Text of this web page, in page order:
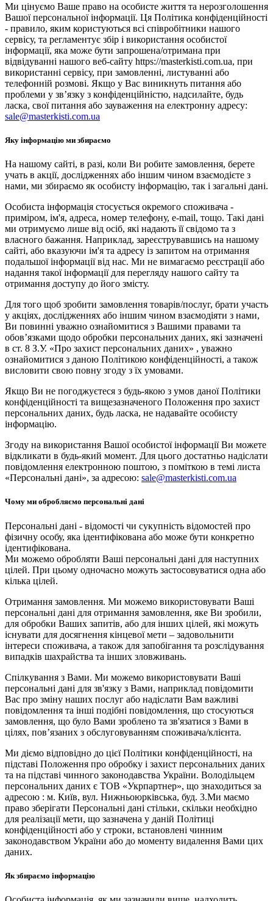
Ми цінуємо Ваше право на особисте життя та нерозголошення
Вашої персональної інформації. Ця Політика конфіденційності
- правило, яким користуються всі співробітники нашого
сервісу, та регламентує збір і використання особистої
інформації, яка може бути запрошена/отримана при
відвідуванні нашого веб-сайту https://masterkisti.com.ua, при
використанні сервісу, при замовленні, листуванні або
телефонній розмові. Якщо у Вас виникнуть питання або
проблеми у зв’язку з конфіденційністю, надсилайте, будь
ласка, свої питання або зауваження на електронну адресу:
sale@masterkisti.com.ua
Яку інформацію ми збираємо
На нашому сайті, в разі, коли Ви робите замовлення, берете
учать в акції, дослідженнях або іншим чином взаємодієте з
нами, ми збираємо як особисту інформацію, так і загальні дані.
Особиста інформація стосується окремого споживача -
приміром, ім'я, адреса, номер телефону, e-mail, тощо. Такі дані
ми отримуємо лише від осіб, які надають її свідомо та з
власного бажання. Наприклад, зареєструвавшись на нашому
сайті, або вказуючи ім'я та адресу із запитом на отримання
подальшої інформації від нас. Ми не вимагаємо реєстрації або
надання такої інформації для перегляду нашого сайту та
отримання доступу до його змісту.
Для того щоб зробити замовлення товарів/послуг, брати участь
у акціях, дослідженнях або іншим чином взаємодіяти з нами,
Ви повинні уважно ознайомитися з Вашими правами та
обов’язками щодо обробки персональних даних, які зазначені
в ст. 8 З.У. «Про захист персональних даних» , уважно
ознайомитися з даною Політикою конфіденційності, а також
висловити свою повну згоду з їх умовами.
Якщо Ви не погоджуєтеся з будь-якою з умов даної Політики
конфіденційності та вищезазначеного Положення про захист
персональних даних, будь ласка, не надавайте особисту
інформацію.
Згоду на використання Вашої особистої інформації Ви можете
відкликати в будь-який момент. Для цього достатньо надіслати
повідомлення електронною поштою, з поміткою в темі листа
«Персональні дані», за адресою: sale@masterkisti.com.ua
Чому ми обробляємо персональні дані
Персональні дані - відомості чи сукупність відомостей про
фізичну особу, яка ідентифікована або може бути конкретно
ідентифікована.
Ми можемо обробляти Ваші персональні дані для наступних
цілей. При цьому одночасно можуть застосовуватися одна або
кілька цілей.
Отримання замовлення. Ми можемо використовувати Ваші
персональні дані для отримання замовлення, яке Ви зробили,
для обробки Ваших запитів, або для інших цілей, які можуть
існувати для досягнення кінцевої мети – задовольнити
інтереси споживача, а також для запобігання та розслідування
випадків шахрайства та інших зловживань.
Спілкування з Вами. Ми можемо використовувати Ваші
персональні дані для зв'язку з Вами, наприклад повідомити
Вас про зміну наших послуг або надіслати Вам важливі
повідомлення та інші подібні повідомлення, що стосуються
замовлення, що було Вами зроблено та зв'язатися з Вами в
цілях, пов’язаних з обслуговуванням споживача/клієнта.
Ми діємо відповідно до цієї Політики конфіденційності, на
підставі Положення про обробку і захист персональних даних
та на підставі чинного законодавства України. Володільцем
персональних даних є ТОВ «Укрпартнер», що знаходиться за
адресою : м. Київ, вул. Нижньоюркiвська, буд. 3.Ми маємо
право зберігати Персональні дані стільки, скільки необхідно
для реалізації мети, що зазначена у даній Політиці
конфіденційності або у строки, встановлені чинним
законодавством України або до моменту видалення Вами цих
даних.
Як збираємо інформацію